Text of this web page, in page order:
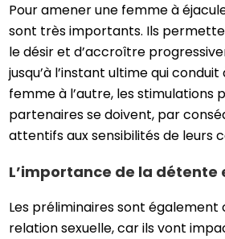
Pour amener une femme à
sont très importants. Ils
le désir et d’accroître
jusqu’à l’instant ultime qui conduit
femme à l’autre, les stimulations
partenaires se doivent, par
attentifs aux sensibilités de leurs
L’importance de la détente
Les préliminaires sont également
relation sexuelle, car ils vont